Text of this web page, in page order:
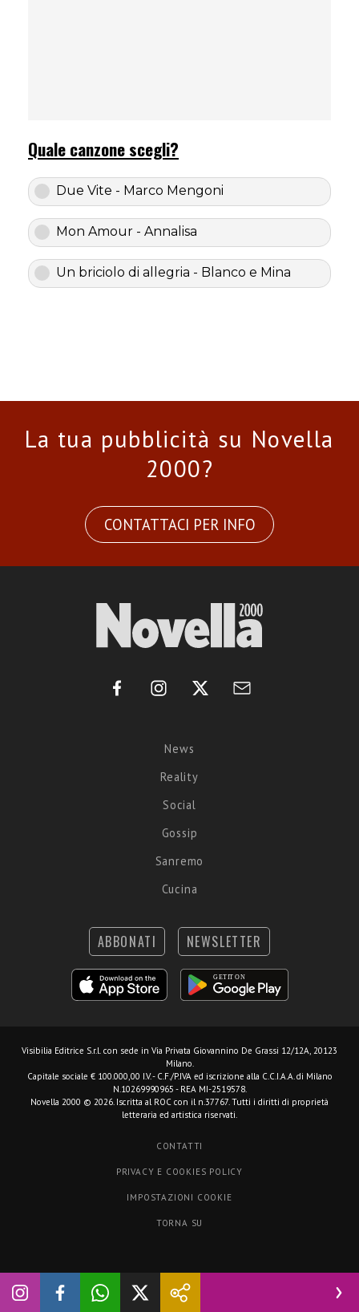
Quale canzone scegli?
Due Vite - Marco Mengoni
Mon Amour - Annalisa
Un briciolo di allegria - Blanco e Mina
La tua pubblicità su Novella
2000?
CONTATTACI PER INFO
News
Reality
Social
Gossip
Sanremo
Cucina
ABBONATI NEWSLETTER
Visibilia Editrice S.r.l. con sede in Via Privata Giovannino De Grassi 12/12A, 20123
Milano.
Capitale sociale € 100.000,00 I.V. - C.F./P.IVA ed iscrizione alla C.C.I.A.A. di Milano
N.10269990965 - REA MI-2519578.
Novella 2000 © 2026. Iscritta al ROC con il n.37767. Tutti i diritti di proprietà
letteraria ed artistica riservati.
CONTATTI
PRIVACY E COOKIES POLICY
IMPOSTAZIONI COOKIE
TORNA SU